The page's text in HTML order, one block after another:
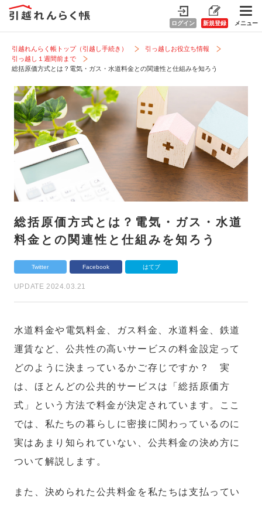
ログイン 新規登録 メニュー
引越れんらく帳トップ（引越し手続き）
引っ越しお役立ち情報
引っ越し１週間前まで
総括原価方式とは？電気・ガス・水道料金との関連性と仕組みを知ろう
総括原価方式とは？電気・ガス・水道
料金との関連性と仕組みを知ろう
Twitter Facebook はてブ
UPDATE 2024.03.21
水道料金や電気料金、ガス料金、水道料金、鉄道
運賃など、公共性の高いサービスの料金設定って
どのように決まっているかご存じですか？ 実
は、ほとんどの公共的サービスは「総括原価方
式」という方法で料金が決定されています。ここ
では、私たちの暮らしに密接に関わっているのに
実はあまり知られていない、公共料金の決め方に
ついて解説します。
また、決められた公共料金を私たちは支払ってい